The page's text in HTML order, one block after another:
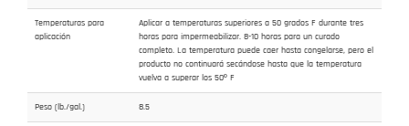
Temperaturas para
aplicación
Aplicar a temperaturas superiores a 50 grados F durante tres
horas para impermeabilizar. 8-10 horas para un curado
completo. La temperatura puede caer hasta congelarse, pero el
producto no continuará secándose hasta que la temperatura
vuelva a superar los 50º F
Peso (lb./gal.) 8.5